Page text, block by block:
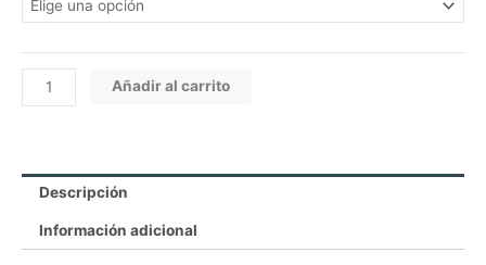
Adulto
Añadir al carrito
Descripción
Información adicional